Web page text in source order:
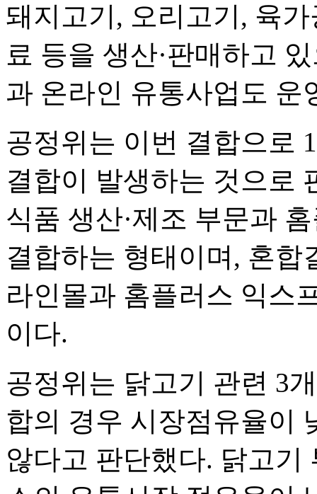
돼지고기, 오리고기, 육
료 등을 생산·판매하고
과 온라인 유통사업도 운
공정위는 이번 결합으로
결합이 발생하는 것으로
식품 생산·제조 부문과
결합하는 형태이며, 혼합
라인몰과 홈플러스 익스
이다.
공정위는 닭고기 관련 3
합의 경우 시장점유율이
않다고 판단했다. 닭고기